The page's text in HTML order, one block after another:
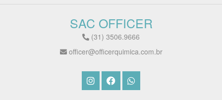
SAC OFFICER
(31) 3506.9666
officer@officerquimica.com.br